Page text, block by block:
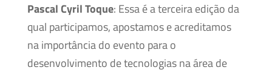
Pascal Cyril Toque: Essa é a terceira edição da
qual participamos, apostamos e acreditamos
na importância do evento para o
desenvolvimento de tecnologias na área de